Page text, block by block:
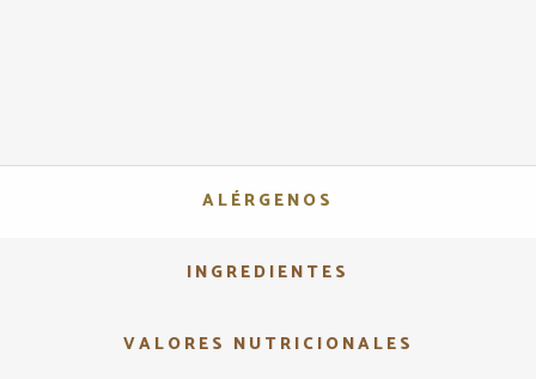
ALÉRGENOS
INGREDIENTES
VALORES NUTRICIONALES